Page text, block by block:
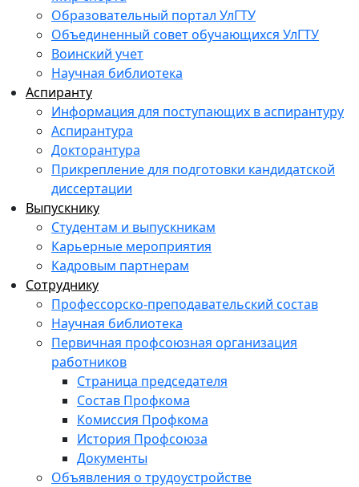
Образовательный портал УлГТУ
Объединенный совет обучающихся УлГТУ
Воинский учет
Научная библиотека
Аспиранту
Информация для поступающих в аспирантуру
Аспирантура
Докторантура
Прикрепление для подготовки кандидатской
диссертации
Выпускнику
Студентам и выпускникам
Карьерные мероприятия
Кадровым партнерам
Сотруднику
Профессорско-преподавательский состав
Научная библиотека
Первичная профсоюзная организация
работников
Страница председателя
Состав Профкома
Комиссия Профкома
История Профсоюза
Документы
Объявления о трудоустройстве